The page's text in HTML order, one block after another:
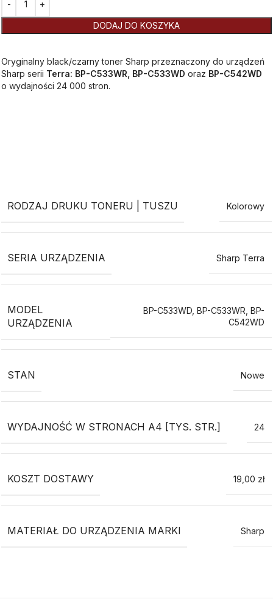
DODAJ DO KOSZYKA
Oryginalny black/czarny toner Sharp przeznaczony do urządzeń
Sharp serii Terra: BP-C533WR, BP-C533WD oraz BP-C542WD
o wydajności 24 000 stron.
RODZAJ DRUKU TONERU | TUSZU Kolorowy
SERIA URZĄDZENIA Sharp Terra
MODEL
URZĄDZENIA
BP-C533WD BP-C533WR BP-
C542WD
STAN Nowe
WYDAJNOŚĆ W STRONACH A4 [TYS. STR.] 24
KOSZT DOSTAWY 19,00 zł
MATERIAŁ DO URZĄDZENIA MARKI Sharp